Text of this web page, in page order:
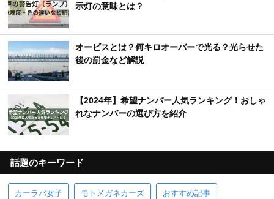
示灯の意味とは？
オービスとは？何キロオーバーで光る？光らせた
後の罰金など解説
【2024年】希望ナンバー人気ランキング！おしゃ
れなナンバーの選び方を紹介
話題のキーワード
カーラバ女子 モトメガネカーズ おすすめ記事